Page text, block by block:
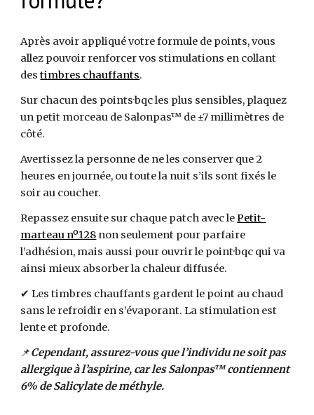
Après avoir appliqué votre formule de points, vous
allez pouvoir renforcer vos stimulations en collant
destimbres chauffants.
Sur chacun des points·bqc les plus sensibles, plaquez
un petit morceau de Salonpas™ de ±7 millimètres de
côté.
Avertissez la personne de ne les conserver que 2
heures en journée, ou toute la nuit s’ils sont fixés le
soir au coucher.
Repassez ensuite sur chaque patch avec lePetit-
marteau nº128 non seulement pour parfaire
l’adhésion, mais aussi pour ouvrir le point·bqc qui va
ainsi mieux absorber la chaleur diffusée.
✔︎ Les timbres chauffants gardent le point au chaud
sans le refroidir en s’évaporant. La stimulation est
lente et profonde.
📌Cependant, assurez-vous que l’individu ne soit pas
allergique à l’aspirine, car les Salonpas™ contiennent
6% de Salicylate de méthyle.